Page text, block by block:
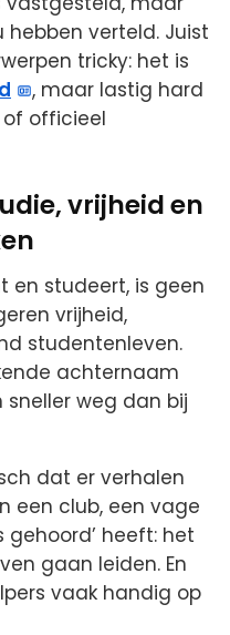
verteld. Juist
tricky: het is
, maar lastig hard
officieel
vrijheid en
en studeert, is geen
vrijheid,
studentenleven.
achternaam
weg dan bij
dat er verhalen
een club, een vage
gehoord’ heeft: het
gaan leiden. En
vaak handig op